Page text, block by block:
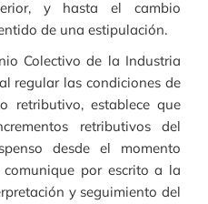
y hasta el cambio
de una estipulación.
Colectivo de la Industria
regular las condiciones de
retributivo, establece que
retributivos del
desde el momento
por escrito a la
y seguimiento del